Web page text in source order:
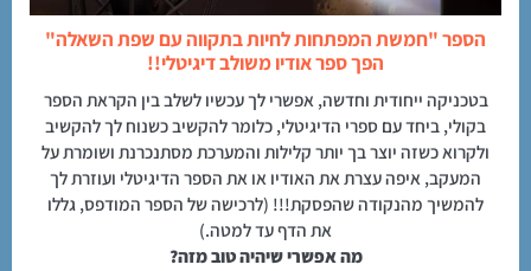
הספר "חמשת המפתחות לחיות בתקווה עם שפת השאלה"
הפך ספר אודיו משולב דיגיטלי!!
בטכניקה ייחודית וחדשה, אפשרי לך עכשיו לשלב בין הקראת הספר
בקולי, ביחד עם ספרי הדיגיטלי, כלומר להקשיב כשנוח לך להקשיב
ולקרוא כשזה יוצר בך יותר קלילות והמערכת מסתנכרנת ושומרת על
המעקב, איפה עצרת את האודיו או את הספר הדיגיטלי ועוזרת לך
להמשיך מהנקודה שהפסקת!!! (לרכישה של הספר המודפס, גללו
את הדף עד למטה.)
מה אפשרי שיהיה טוב מזה?